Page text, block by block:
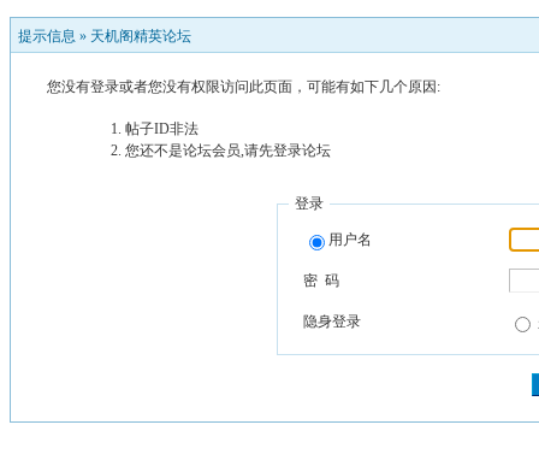
提示信息 » 天机阁精英论坛
您没有登录或者您没有权限访问此页面，可能有如下几个原因:
帖子ID非法
您还不是论坛会员,请先登录论坛
登录
用户名
密 码
隐身登录